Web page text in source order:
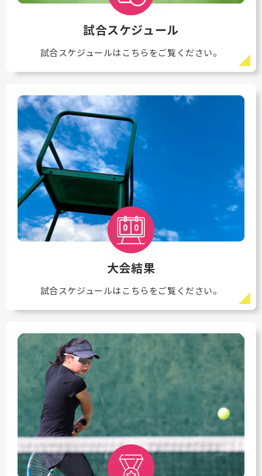
試合スケジュール
試合スケジュールはこちらをご覧ください。
大会結果
試合スケジュールはこちらをご覧ください。